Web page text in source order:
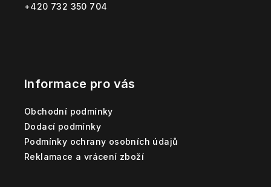
+420 732 350 704
Informace pro vás
Obchodní podmínky
Dodací podmínky
Podmínky ochrany osobních údajů
Reklamace a vrácení zboží